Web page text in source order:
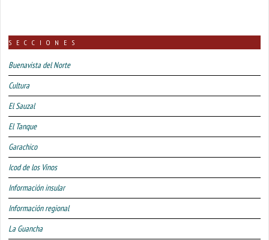
SECCIONES
Buenavista del Norte
Cultura
El Sauzal
El Tanque
Garachico
Icod de los Vinos
Información insular
Información regional
La Guancha